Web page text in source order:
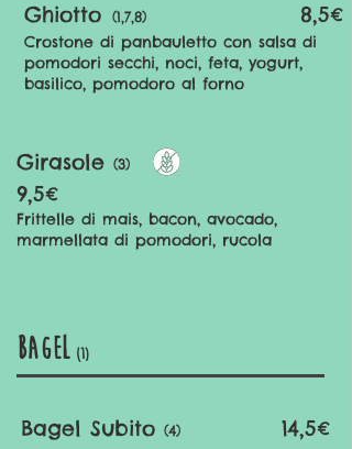
Ghiotto (1,7,8) 8,5€
Crostone di panbauletto con salsa di
pomodori secchi, noci, feta, yogurt,
basilico, pomodoro al forno
Girasole (3)
9,5€
Frittelle di mais, bacon, avocado,
marmellata di pomodori, rucola
bagel (1)
Bagel Subito (4) 14,5€